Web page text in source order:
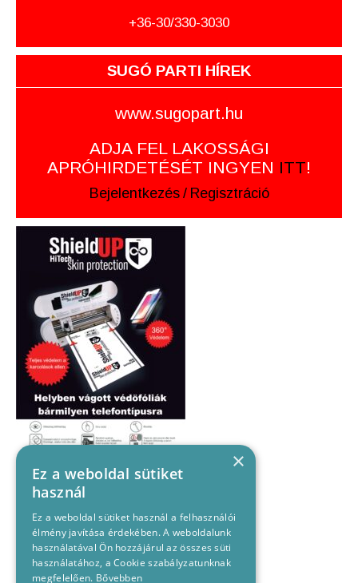
+36-30/330-3030
SUGÓ PARTI HÍREK
www.sugopart.hu
ADJA FEL LAKOSSÁGI
APRÓHIRDETÉSÉT INGYEN ITT!
Bejelentkezés / Regisztráció
×
Ez a weboldal sütiket
használ
Ez a weboldal sütiket használ a felhasználói
élmény javítása érdekében. A weboldalunk
használatával Ön hozzájárul az összes süti
használatához, a Cookie szabályzatunknak
megfelelően. Bővebben